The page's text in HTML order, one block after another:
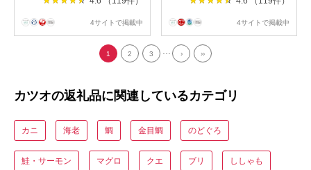
返礼品〉
4サイトで掲載中 4サイトで掲載中
1 2 3 › ››
カツオの返礼品に関連しているカテゴリ
カニ 海老 鯛 金目鯛 のどぐろ
鮭・サーモン マグロ クエ ブリ ししゃも